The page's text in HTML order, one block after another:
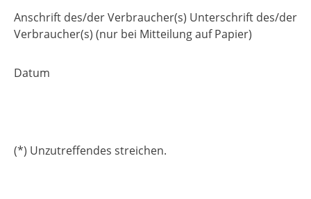
Anschrift des/der Verbraucher(s) Unterschrift des/der
Verbraucher(s) (nur bei Mitteilung auf Papier)
Datum
(*) Unzutreffendes streichen.